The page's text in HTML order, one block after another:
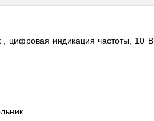
КГЦ ДО 8 ГГЦ
, цифровая индикация частоты,